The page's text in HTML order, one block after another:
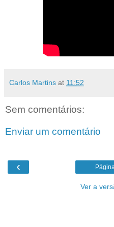
Carlos Martins at 11:52
Sem comentários:
Enviar um comentário
‹
Ver a